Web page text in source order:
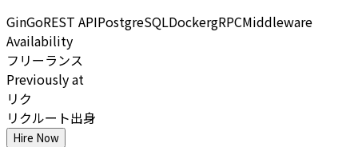
GinGoREST APIPostgreSQLDockergRPCMiddleware
Availability
フリーランス
Previously at
リク
リクルート出身
Hire Now